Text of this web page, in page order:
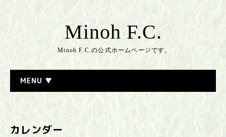
Minoh F.C.
Minoh F.C.の公式ホームページです。
MENU ▼
カレンダー